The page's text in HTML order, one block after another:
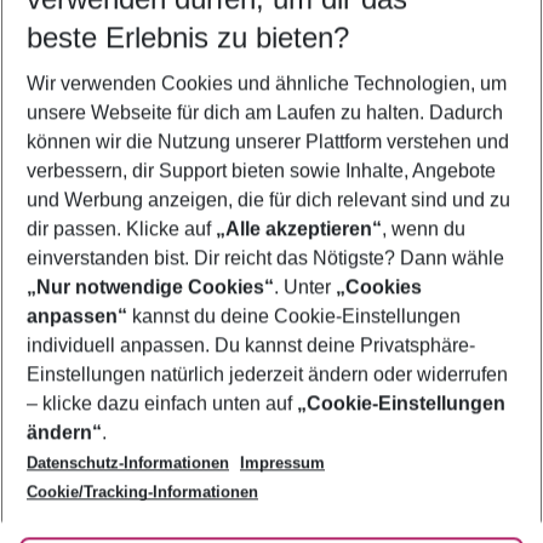
5-8 Nächte
2 Erwachsene Keine Kinder
Mehr Filter anzeigen
Footer
Footer navigation
Über uns
AGB
Bestpreisgarantie
Cookie-Einstellungen ändern
Cookie-Richtlinie
Agenturbetreuung
Barrierefreies Reisen
Folge uns
beste Erlebnis zu bieten?
Wir verwenden Cookies und ähnliche Technologien, um
unsere Webseite für dich am Laufen zu halten. Dadurch
können wir die Nutzung unserer Plattform verstehen und
verbessern, dir Support bieten sowie Inhalte, Angebote
und Werbung anzeigen, die für dich relevant sind und zu
dir passen. Klicke auf „Alle akzeptieren“, wenn du
einverstanden bist. Dir reicht das Nötigste? Dann wähle
„Nur notwendige Cookies“. Unter „Cookies
anpassen“ kannst du deine Cookie-Einstellungen
individuell anpassen. Du kannst deine Privatsphäre-
Einstellungen natürlich jederzeit ändern oder widerrufen
– klicke dazu einfach unten auf „Cookie-Einstellungen
ändern“.
Datenschutz-Informationen
Impressum
Cookie/Tracking-Informationen